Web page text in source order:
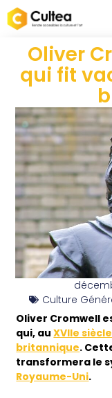
Oliver
qui fit
Culture
Oliver Cromwell
qui, auXVIIe siècle
britannique.
transformera le
Royaume-Uni.